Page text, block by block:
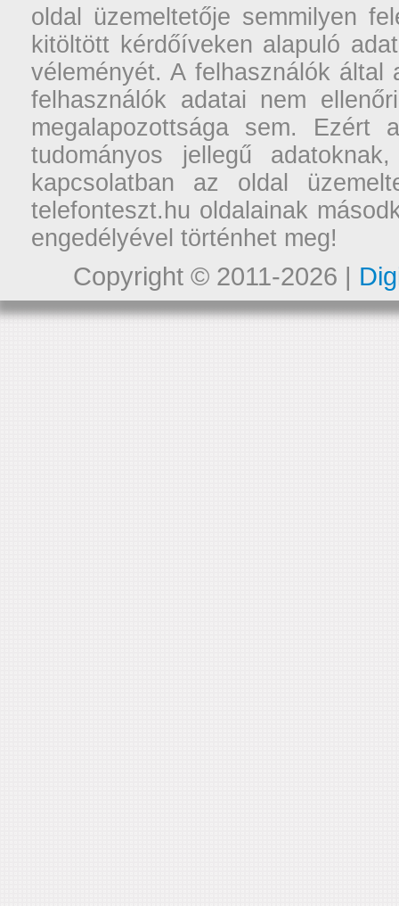
oldal üzemeltetője semmilyen
kitöltött kérdőíveken alapuló
véleményét. A felhasználók
felhasználók adatai nem
megalapozottsága sem. Ezért
tudományos jellegű
kapcsolatban az oldal
telefonteszt.hu oldalainak
engedélyével történhet meg!
Copyright © 2011-2026 |